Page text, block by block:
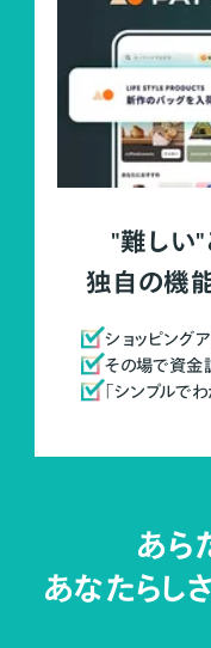
"難しい
独自の機
ショッピング
その場で資金
「シンプルで
あら
あなたらし